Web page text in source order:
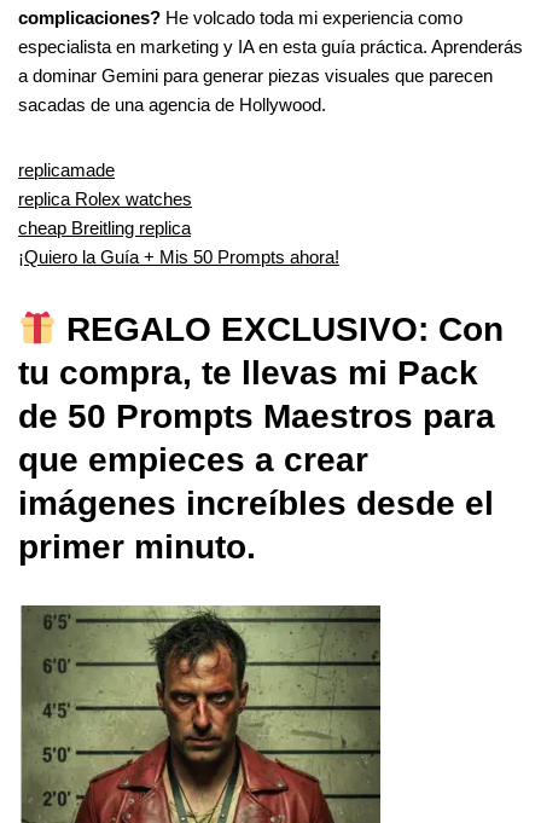
complicaciones? He volcado toda mi experiencia como
especialista en marketing y IA en esta guía práctica. Aprenderás
a dominar Gemini para generar piezas visuales que parecen
sacadas de una agencia de Hollywood.
replicamade
replica Rolex watches
cheap Breitling replica
¡Quiero la Guía + Mis 50 Prompts ahora!
REGALO EXCLUSIVO: Con
tu compra, te llevas mi Pack
de 50 Prompts Maestros para
que empieces a crear
imágenes increíbles desde el
primer minuto.